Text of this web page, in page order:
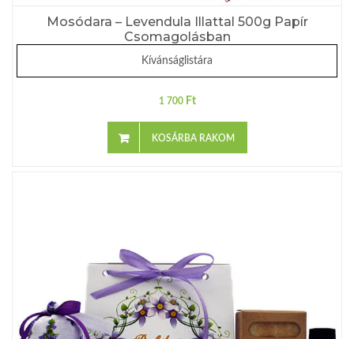
Mosódara – Levendula Illattal 500g Papír
Csomagolásban
Kívánságlistára
1 700 Ft
KOSÁRBA RAKOM